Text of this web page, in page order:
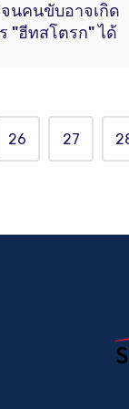
นคนขับอาจเกิด
"ฮีทสโตรก" ได้
26 27